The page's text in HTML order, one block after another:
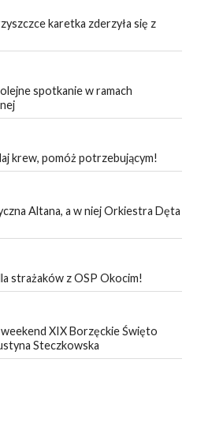
karetka zderzyła się z
spotkanie w ramach
krew, pomóż potrzebującym!
Altana, a w niej Orkiestra Dęta
strażaków z OSP Okocim!
XIX Borzęckie Święto
Steczkowska